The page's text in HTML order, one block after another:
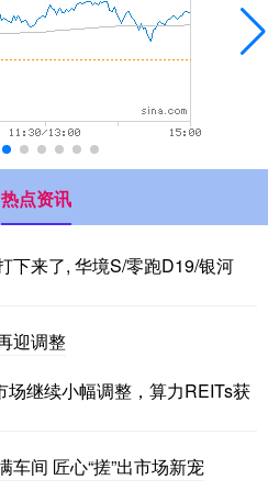
热点资讯
下来了, 华境S/零跑D19/银河
迎调整
继续小幅调整，算力REITs获
间 匠心“搓”出市场新宠